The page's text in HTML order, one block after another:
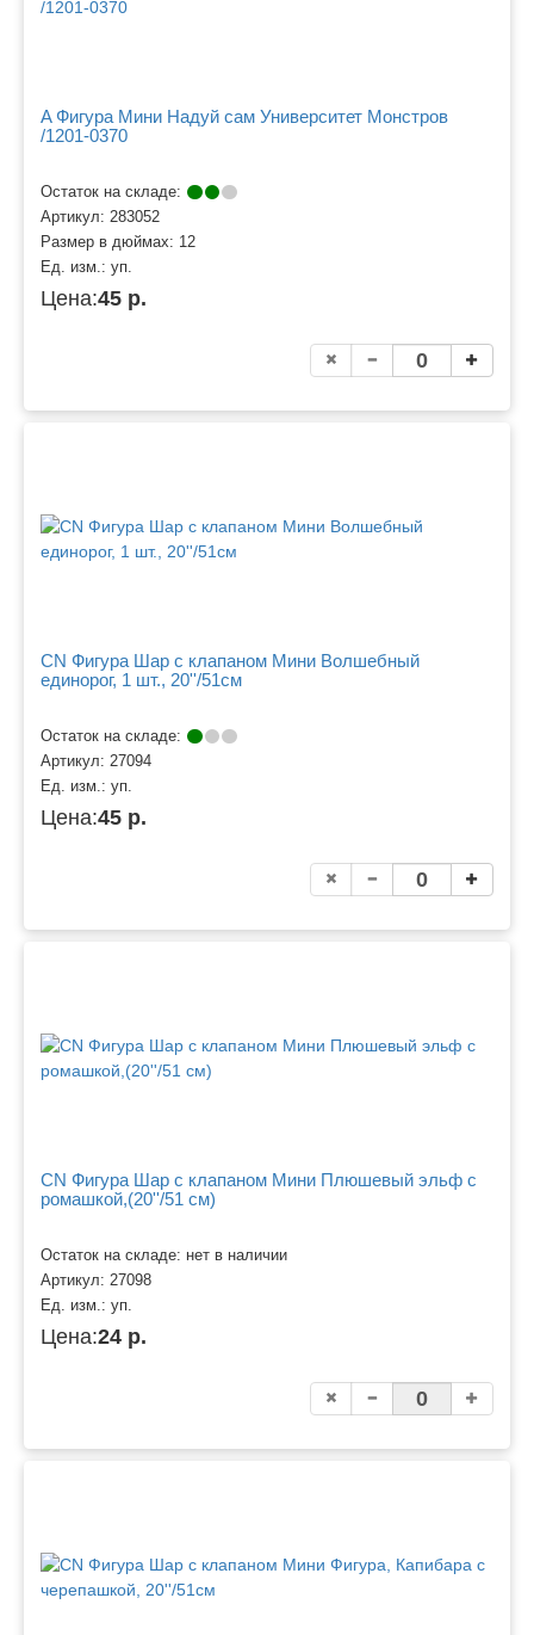
A Фигура Мини Надуй сам Университет Монстров
/1201-0370
Остаток на складе:
Артикул: 283052
Размер в дюймах: 12
Ед. изм.: уп.
Цена:45 р.
CN Фигура Шар с клапаном Мини Волшебный
единорог, 1 шт., 20''/51см
Остаток на складе:
Артикул: 27094
Ед. изм.: уп.
Цена:45 р.
CN Фигура Шар с клапаном Мини Плюшевый эльф с
ромашкой,(20''/51 см)
Остаток на складе: нет в наличии
Артикул: 27098
Ед. изм.: уп.
Цена:24 р.